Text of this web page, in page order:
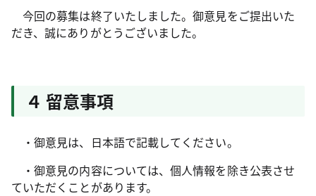
今回の募集は終了いたしました。御意見をご提出いた
だき、誠にありがとうございました。
４ 留意事項
・御意見は、日本語で記載してください。
・御意見の内容については、個人情報を除き公表させ
ていただくことがあります。